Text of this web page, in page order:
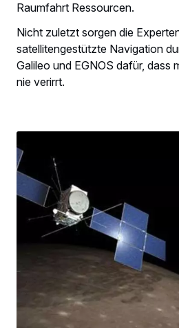
Raumfahrt Ressourcen.
Nicht zuletzt sorgen die
satellitengestützte Navigation
Galileo und EGNOS dafür, dass
nie verirrt.